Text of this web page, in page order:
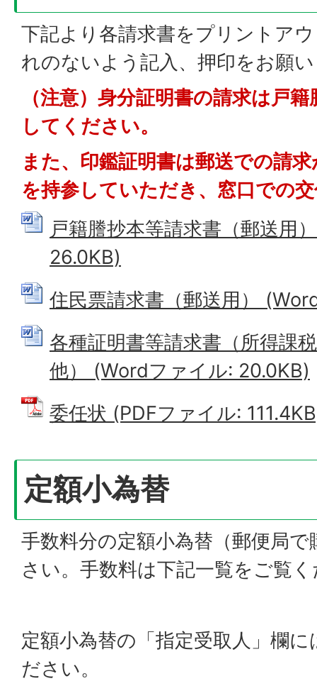
下記より各請求書をプリントア
れのないよう記入、押印をお願
（注意）身分証明書の請求は戸
してください。
また、印鑑証明書は郵送での請
を持参していただき、窓口での
戸籍謄抄本等請求書（郵送用
26.0KB)
住民票請求書（郵送用）
各種証明書等請求書（所得課
他） (Wordファイル: 20.0KB)
委任状 (PDFファイル:
定額小為替
手数料分の定額小為替（郵便局
さい。手数料は下記一覧をご覧
定額小為替の「指定受取人」欄
ださい。